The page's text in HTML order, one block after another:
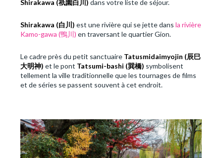
Shirakawa (祇園白川 ) dans votre liste de séjour.
Shirakawa (白川 ) est une rivière qui se jette dans la rivière
Kamo-gawa (鴨川) en traversant le quartier Gion.
Le cadre près du petit sanctuaire Tatusmidaimyojin (辰巳
大明神) et le pont Tatsumi-bashi (巽橋) symbolisent
tellement la ville traditionnelle que les tournages de films
et de séries se passent souvent à cet endroit.